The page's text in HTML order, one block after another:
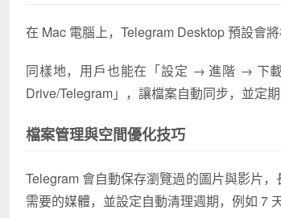
在 Mac 電腦上，Telegram Desktop 預設會
同樣地，用戶也能在「設定 → 進階 → 下
Drive/Telegram」，讓檔案自動同步，並定
檔案管理與空間優化技巧
Telegram 會自動保存瀏覽過的圖片與影片
需要的媒體，並設定自動清理週期，例如 7